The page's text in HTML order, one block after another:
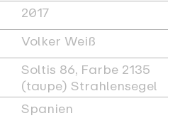
2017
Volker Weiß
Soltis 86, Farbe 2135
(taupe) Strahlensegel
Spanien